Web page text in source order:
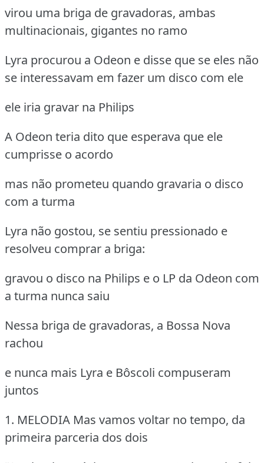
virou uma briga de gravadoras, ambas
multinacionais, gigantes no ramo
Lyra procurou a Odeon e disse que se eles não
se interessavam em fazer um disco com ele
ele iria gravar na Philips
A Odeon teria dito que esperava que ele
cumprisse o acordo
mas não prometeu quando gravaria o disco
com a turma
Lyra não gostou, se sentiu pressionado e
resolveu comprar a briga:
gravou o disco na Philips e o LP da Odeon com
a turma nunca saiu
Nessa briga de gravadoras, a Bossa Nova
rachou
e nunca mais Lyra e Bôscoli compuseram
juntos
1. MELODIA Mas vamos voltar no tempo, da
primeira parceria dos dois